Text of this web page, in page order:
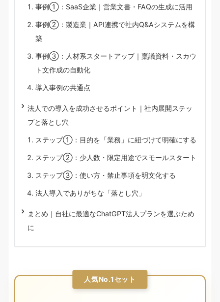
事例①：SaaS企業｜営業文書・FAQの生成に活用
事例②：製造業｜API連携で社内Q&Aシステムを構
築
事例③：人材系スタートアップ｜稟議資料・スカウ
ト文作成の自動化
導入事例の共通点
法人での導入を成功させるポイント｜社内展開ステッ
プと落とし穴
ステップ①：目的を「業務」に紐づけて明確にする
ステップ②：少人数・限定用途でスモールスタート
ステップ③：使い方・禁止事項を明文化する
法人導入でありがちな「落とし穴」
まとめ｜自社に最適なChatGPT法人プランを選ぶため
に
人気No.1セット